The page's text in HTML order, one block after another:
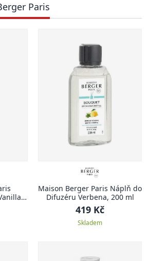
Paris
Maison Berger Paris Náplň do
Difuzéru Verbena, 200 ml
419 Kč
Skladem